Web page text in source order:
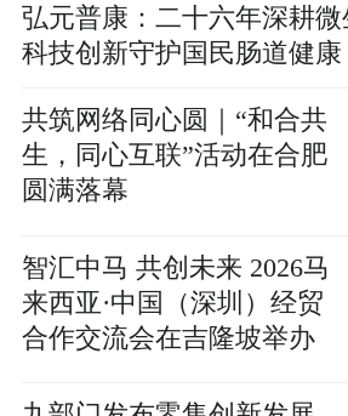
弘元普康：二十六年深耕
科技创新守护国民肠道健康
共筑网络同心圆｜“和合共
生，同心互联”活动在合肥
圆满落幕
智汇中马 共创未来 2026马
来西亚·中国（深圳）经贸
合作交流会在吉隆坡举办